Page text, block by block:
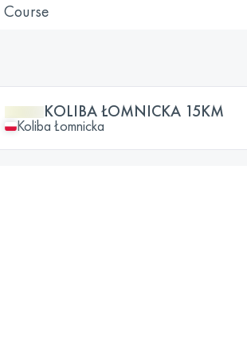
Course
KOLIBA ŁOMNICKA 15KM
Koliba Łomnicka